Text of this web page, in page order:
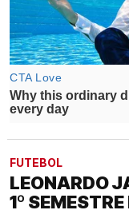
FUTEBOL
LEONARDO
1º